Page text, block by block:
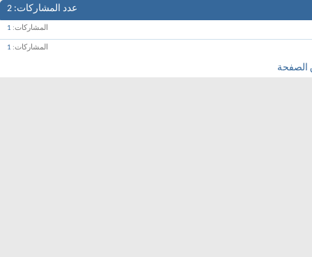
عدد المشاركات 2
المشاركات 1
المشاركات 1
الصفحة